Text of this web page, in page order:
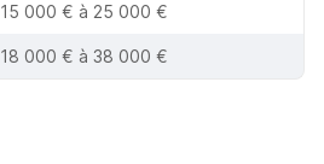
15 000 € à 25 000 €
18 000 € à 38 000 €